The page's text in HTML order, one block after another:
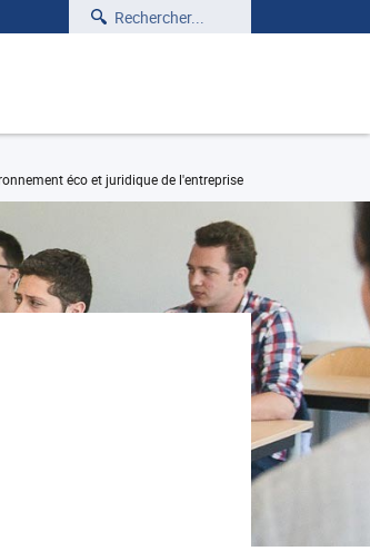
Rechercher
éco et juridique de l'entreprise